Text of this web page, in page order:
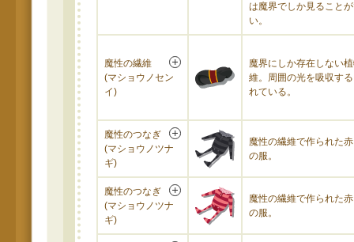
は魔界でしか見ること
い。
魔性の繊維
(マショウノセン
イ)
魔界にしか存在しない
維。周囲の光を吸収す
れている。
魔性のつなぎ
(マショウノツナ
ギ)
魔性の繊維で作られた
の服。
魔性のつなぎ
(マショウノツナ
ギ)
魔性の繊維で作られた
の服。